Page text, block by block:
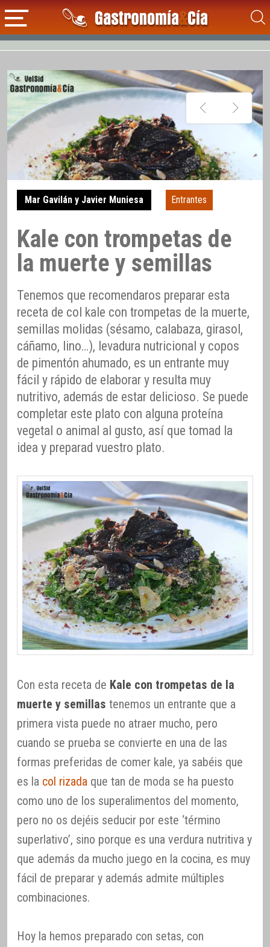
Mar Gavilán y Javier Muniesa Entrantes
Kale con trompetas de
la muerte y semillas
Tenemos que recomendaros preparar esta
receta de col kale con trompetas de la muerte,
semillas molidas (sésamo, calabaza, girasol,
cáñamo, lino…), levadura nutricional y copos
de pimentón ahumado, es un entrante muy
fácil y rápido de elaborar y resulta muy
nutritivo, además de estar delicioso. Se puede
completar este plato con alguna proteína
vegetal o animal al gusto, así que tomad la
idea y preparad vuestro plato.
Con esta receta de Kale con trompetas de la
muerte y semillas tenemos un entrante que a
primera vista puede no atraer mucho, pero
cuando se prueba se convierte en una de las
formas preferidas de comer kale, ya sabéis que
es la col rizada que tan de moda se ha puesto
como uno de los superalimentos del momento,
pero no os dejéis seducir por este ‘término
superlativo’, sino porque es una verdura nutritiva y
que además da mucho juego en la cocina, es muy
fácil de preparar y además admite múltiples
combinaciones.
Hoy la hemos preparado con setas, con